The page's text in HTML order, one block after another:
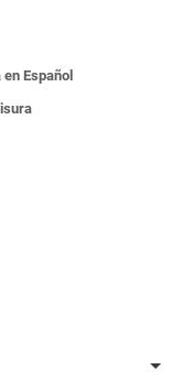
Español